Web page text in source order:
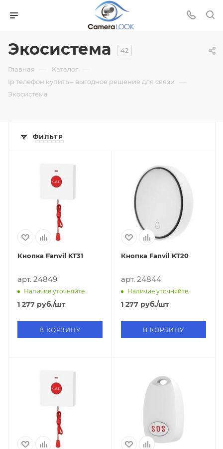
Экосистема 42
Главная — Каталог —
Ip телефон купить – выгодное решение для связи —
Экосистема
ФИЛЬТР
Кнопка Fanvil KT31
арт. 24849
Наличие уточняйте
1 277 руб./шт
В КОРЗИНУ
Кнопка Fanvil KT20
арт. 24844
Наличие уточняйте
1 277 руб./шт
В КОРЗИНУ